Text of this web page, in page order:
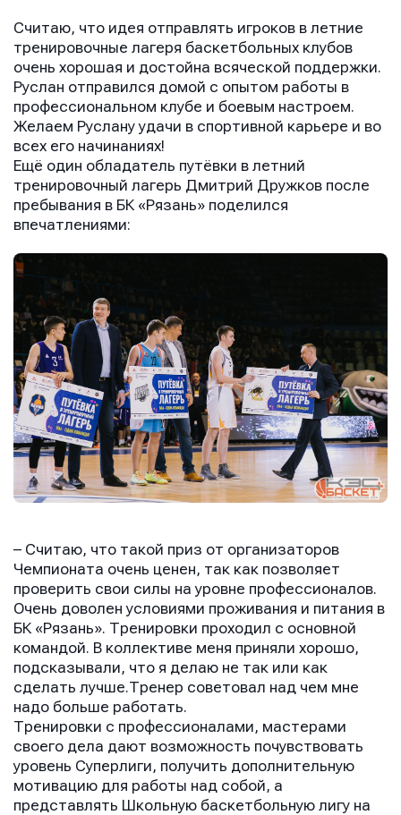
Считаю, что идея отправлять игроков в летние
тренировочные лагеря баскетбольных клубов
очень хорошая и достойна всяческой поддержки.
Руслан отправился домой с опытом работы в
профессиональном клубе и боевым настроем.
Желаем Руслану удачи в спортивной карьере и во
всех его начинаниях!
Ещё один обладатель путёвки в летний
тренировочный лагерь Дмитрий Дружков после
пребывания в БК «Рязань» поделился
впечатлениями:
– Считаю, что такой приз от организаторов
Чемпионата очень ценен, так как позволяет
проверить свои силы на уровне профессионалов.
Очень доволен условиями проживания и питания в
БК «Рязань». Тренировки проходил с основной
командой. В коллективе меня приняли хорошо,
подсказывали, что я делаю не так или как
сделать лучше.Тренер советовал над чем мне
надо больше работать.
Тренировки с профессионалами, мастерами
своего дела дают возможность почувствовать
уровень Суперлиги, получить дополнительную
мотивацию для работы над собой, а
представлять Школьную баскетбольную лигу на